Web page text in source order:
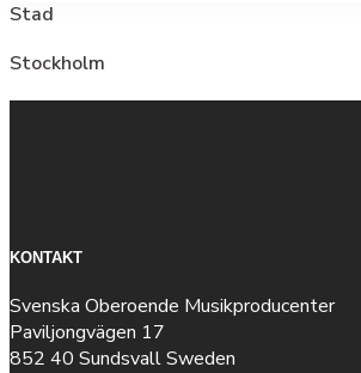
Stad
Stockholm
KONTAKT
Svenska Oberoende Musikproducenter
Paviljongvägen 17
852 40 Sundsvall Sweden